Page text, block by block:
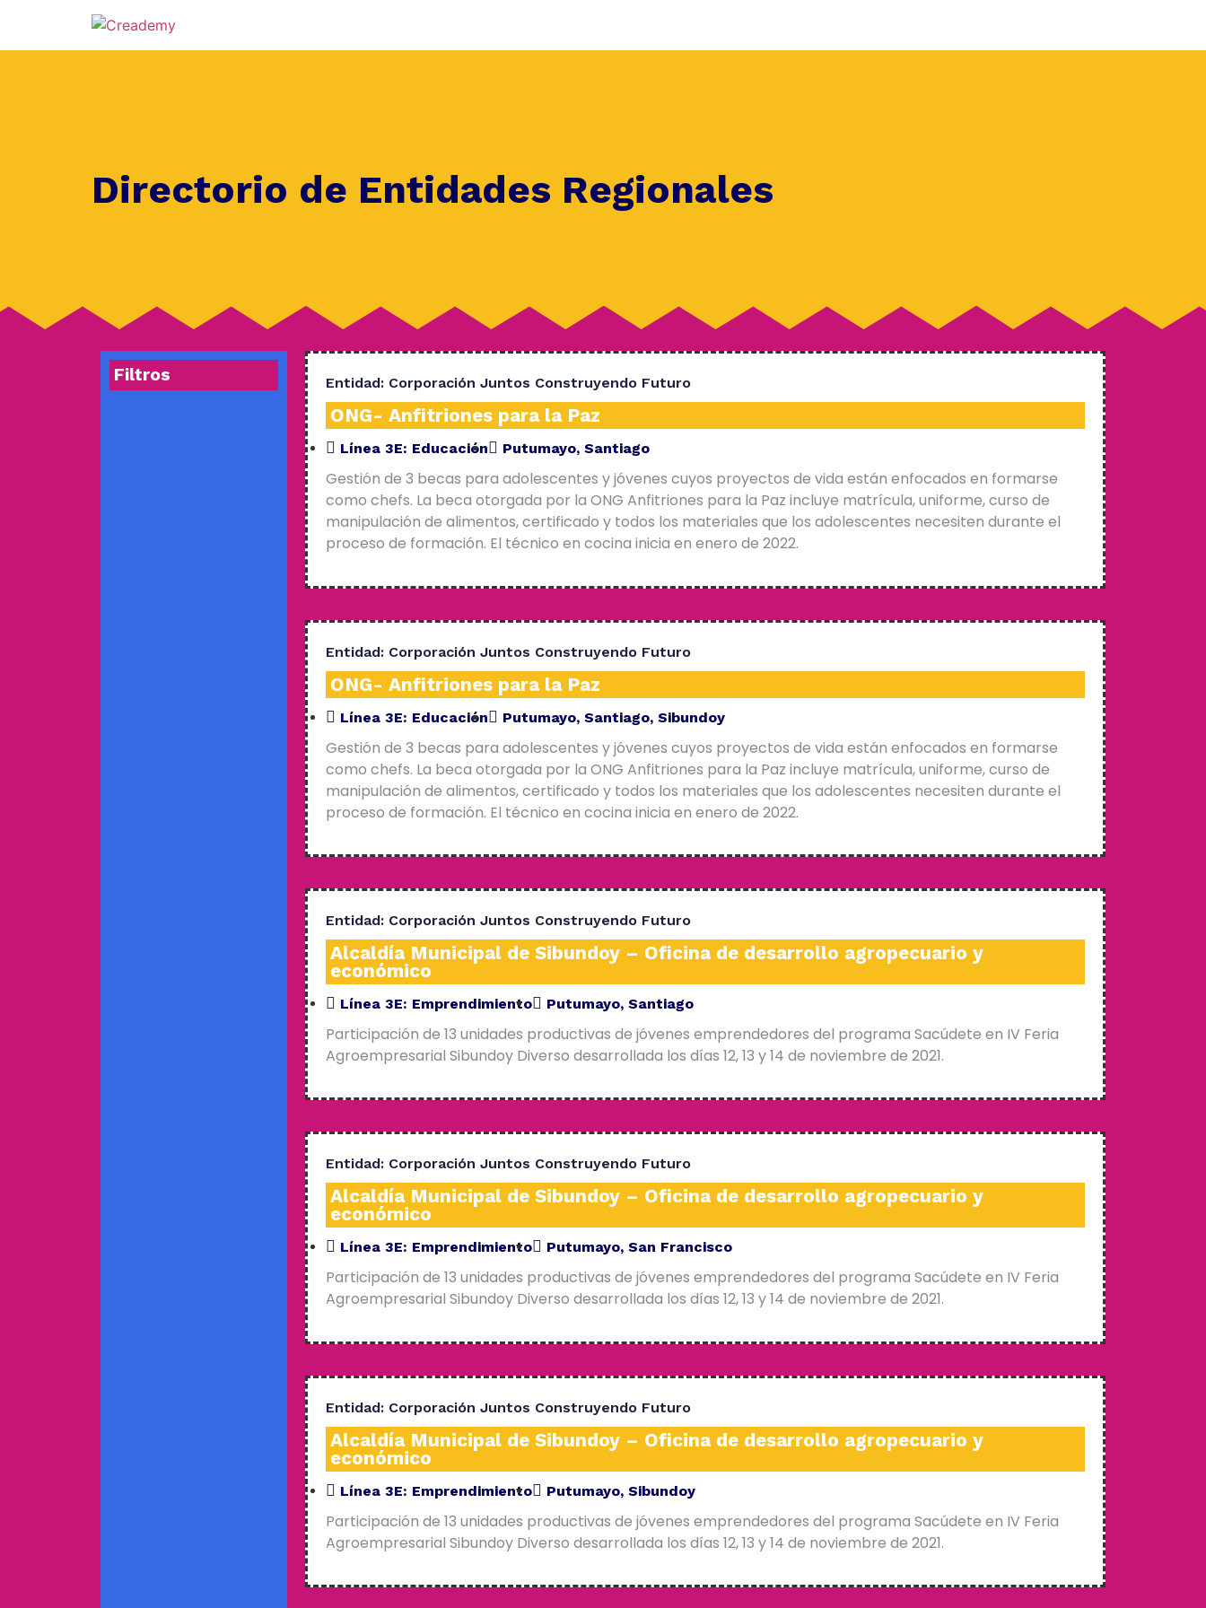
Directorio de Entidades Regionales
Filtros Entidad: Corporación Juntos Construyendo Futuro
ONG- Anfitriones para la Paz
Línea 3E: Educación Putumayo, Santiago
Gestión de 3 becas para adolescentes y jóvenes cuyos proyectos de vida están enfocados en formarse
como chefs. La beca otorgada por la ONG Anfitriones para la Paz incluye matrícula, uniforme, curso de
manipulación de alimentos, certificado y todos los materiales que los adolescentes necesiten durante el
proceso de formación. El técnico en cocina inicia en enero de 2022.
Entidad: Corporación Juntos Construyendo Futuro
ONG- Anfitriones para la Paz
Línea 3E: Educación Putumayo, Santiago, Sibundoy
Gestión de 3 becas para adolescentes y jóvenes cuyos proyectos de vida están enfocados en formarse
como chefs. La beca otorgada por la ONG Anfitriones para la Paz incluye matrícula, uniforme, curso de
manipulación de alimentos, certificado y todos los materiales que los adolescentes necesiten durante el
proceso de formación. El técnico en cocina inicia en enero de 2022.
Entidad: Corporación Juntos Construyendo Futuro
Alcaldía Municipal de Sibundoy – Oficina de desarrollo agropecuario y
económico
Línea 3E: Emprendimiento Putumayo, Santiago
Participación de 13 unidades productivas de jóvenes emprendedores del programa Sacúdete en IV Feria
Agroempresarial Sibundoy Diverso desarrollada los días 12, 13 y 14 de noviembre de 2021.
Entidad: Corporación Juntos Construyendo Futuro
Alcaldía Municipal de Sibundoy – Oficina de desarrollo agropecuario y
económico
Línea 3E: Emprendimiento Putumayo, San Francisco
Participación de 13 unidades productivas de jóvenes emprendedores del programa Sacúdete en IV Feria
Agroempresarial Sibundoy Diverso desarrollada los días 12, 13 y 14 de noviembre de 2021.
Entidad: Corporación Juntos Construyendo Futuro
Alcaldía Municipal de Sibundoy – Oficina de desarrollo agropecuario y
económico
Línea 3E: Emprendimiento Putumayo, Sibundoy
Participación de 13 unidades productivas de jóvenes emprendedores del programa Sacúdete en IV Feria
Agroempresarial Sibundoy Diverso desarrollada los días 12, 13 y 14 de noviembre de 2021.